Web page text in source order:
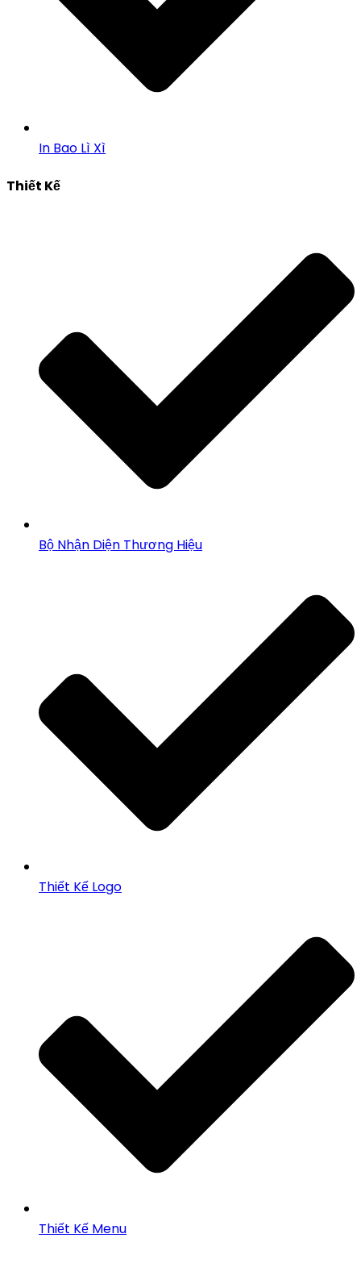
In Bao Lì Xì
Thiết Kế
Bộ Nhận Diện Thương Hiệu
Thiết Kế Logo
Thiết Kế Menu